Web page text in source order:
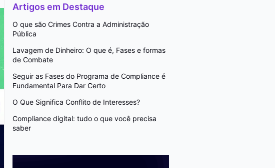
Artigos em Destaque
O que são Crimes Contra a Administração
Pública
Lavagem de Dinheiro: O que é, Fases e formas
de Combate
Seguir as Fases do Programa de Compliance é
Fundamental Para Dar Certo
O Que Significa Conflito de Interesses?
Compliance digital: tudo o que você precisa
saber